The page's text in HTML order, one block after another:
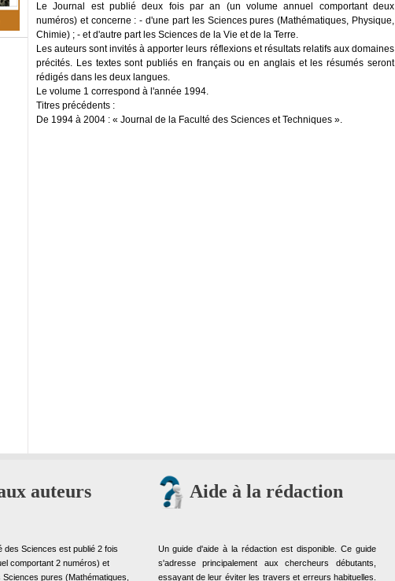
Le Journal est publié deux fois par an (un volume annuel comportant deux
numéros) et concerne : - d'une part les Sciences pures (Mathématiques, Physique,
Chimie) ; - et d'autre part les Sciences de la Vie et de la Terre.
Les auteurs sont invités à apporter leurs réflexions et résultats relatifs aux domaines
précités. Les textes sont publiés en français ou en anglais et les résumés seront
rédigés dans les deux langues.
Le volume 1 correspond à l'année 1994.
Titres précédents :
De 1994 à 2004 : « Journal de la Faculté des Sciences et Techniques ».
auteurs
des Sciences est publié 2 fois
comportant 2 numéros) et
pures (Mathématiques,
Aide à la rédaction
Un guide d'aide à la rédaction est disponible. Ce guide
s'adresse principalement aux chercheurs débutants,
essayant de leur éviter les travers et erreurs habituelles.